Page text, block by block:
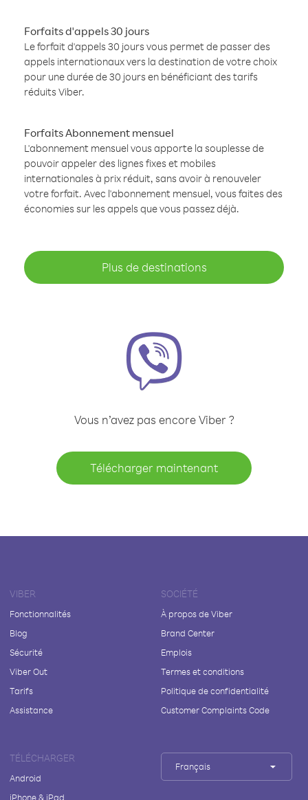
Forfaits d'appels 30 jours
Le forfait d'appels 30 jours vous permet de passer des
appels internationaux vers la destination de votre choix
pour une durée de 30 jours en bénéficiant des tarifs
réduits Viber.
Forfaits Abonnement mensuel
L'abonnement mensuel vous apporte la souplesse de
pouvoir appeler des lignes fixes et mobiles
internationales à prix réduit, sans avoir à renouveler
votre forfait. Avec l'abonnement mensuel, vous faites des
économies sur les appels que vous passez déjà.
Plus de destinations
Vous n’avez pas encore Viber ?
Télécharger maintenant
VIBER
Fonctionnalités
Blog
Sécurité
Viber Out
Tarifs
Assistance
SOCIÉTÉ
À propos de Viber
Brand Center
Emplois
Termes et conditions
Politique de confidentialité
Customer Complaints Code
TÉLÉCHARGER
Android
iPhone & iPad
Français